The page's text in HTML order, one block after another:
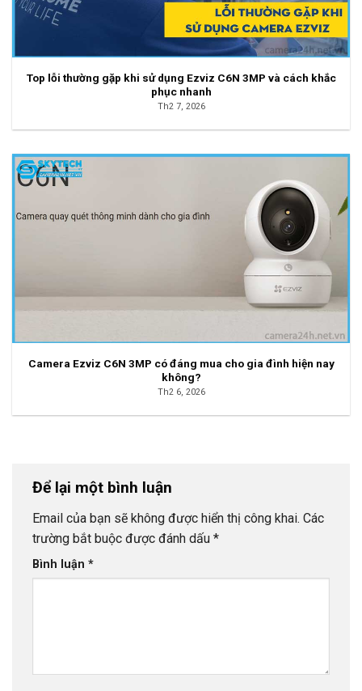
Top lỗi thường gặp khi sử dụng Ezviz C6N 3MP và cách khắc
phục nhanh
Th2 7, 2026
Camera Ezviz C6N 3MP có đáng mua cho gia đình hiện nay
không?
Th2 6, 2026
Để lại một bình luận
Email của bạn sẽ không được hiển thị công khai. Các
trường bắt buộc được đánh dấu *
Bình luận *